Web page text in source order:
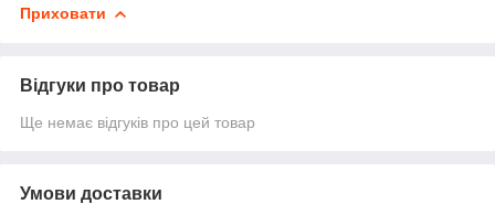
Приховати
Відгуки про товар
Ще немає відгуків про цей товар
Умови доставки